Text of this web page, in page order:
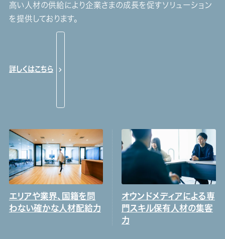
高い人材の供給により企業さまの成長を促すソリューション
を提供しております。
詳しくはこちら
エリアや業界、国籍を問
わない確かな人材配給力
オウンドメディアによる専
門スキル保有人材の集客
力